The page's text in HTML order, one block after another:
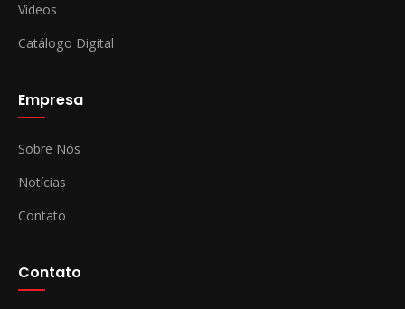
Vídeos
Catálogo Digital
Empresa
Sobre Nós
Notícias
Contato
Contato